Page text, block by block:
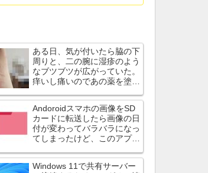
ある日、気が付いたら脇の下
周りと、二の腕に湿疹のよう
なブツブツが広がっていた。
痒いし痛いのであの薬を塗っ
Andoroidスマホの画像をSD
カードに転送したら画像の日
付が変わってバラバラになっ
てしまったけど、このアプリ
ます
Windows 11で共有サーバー